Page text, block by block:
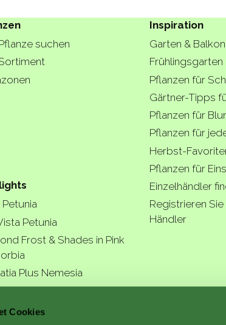
Cookies
suchen
Inspiration
Garten & Balkon
Frühlingsgarten
Pflanzen für
Gärtner-Tipps
Pflanzen für
Pflanzen für
Herbst-
Pflanzen für
Petunia
Frost & Shades in Pink
Plus Nemesia
Arborescens
Einzelhändler
Registrieren
Händler